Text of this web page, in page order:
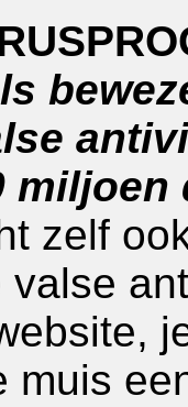
miljoen
zelf
muis